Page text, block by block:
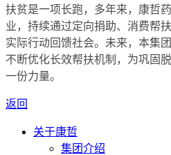
扶贫是一项长跑，多年来，康哲
业，持续通过定向捐助、消费帮
实际行动回馈社会。未来，本集
不断优化长效帮扶机制，为巩固
一份力量。
返回
关于康哲
集团介绍